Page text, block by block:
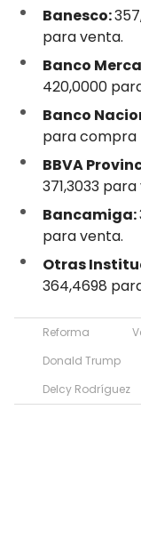
Banesco:
para venta.
Banco
420,0000
Banco
para compra
BBVA
371,3033
Bancamiga:
para venta.
Otras
364,4698
Reforma
Donald Trump
Delcy Rodríguez